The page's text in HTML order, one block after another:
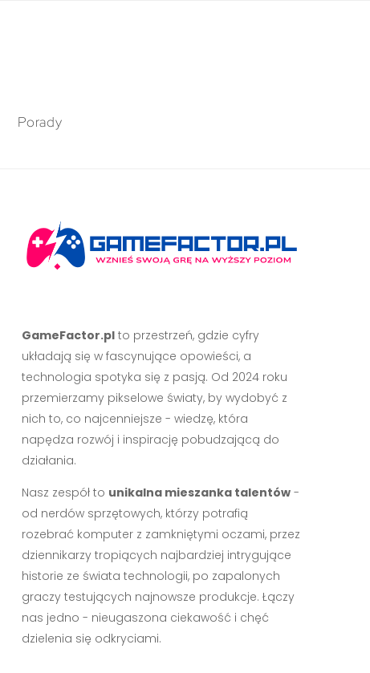
Porady
GameFactor.plto przestrzeń, gdzie cyfry
układają się w fascynujące opowieści, a
technologia spotyka się z pasją. Od 2024 roku
przemierzamy pikselowe światy, by wydobyć z
nich to, co najcenniejsze - wiedzę, która
napędza rozwój i inspirację pobudzającą do
działania.
Nasz zespół to unikalna mieszanka talentów-
od nerdów sprzętowych, którzy potrafią
rozebrać komputer z zamkniętymi oczami, przez
dziennikarzy tropiących najbardziej intrygujące
historie ze świata technologii, po zapalonych
graczy testujących najnowsze produkcje. Łączy
nas jedno - nieugaszona ciekawość i chęć
dzielenia się odkryciami.